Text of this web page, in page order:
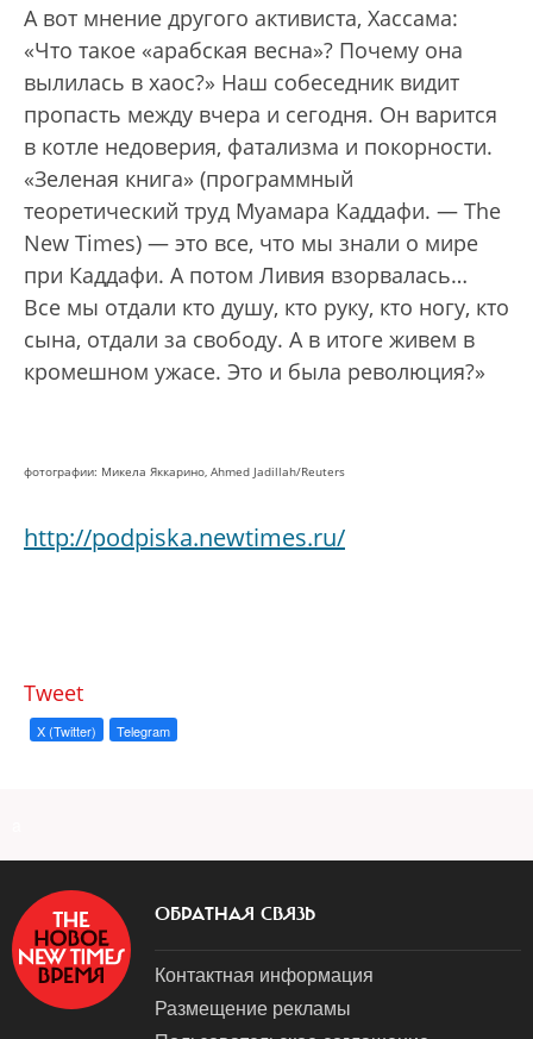
А вот мнение другого активиста, Хассама:
«Что такое «арабская весна»? Почему она
вылилась в хаос?» Наш собеседник видит
пропасть между вчера и сегодня. Он варится
в котле недоверия, фатализма и покорности.
«Зеленая книга» (программный
теоретический труд Муамара Каддафи. — The
New Times) — это все, что мы знали о мире
при Каддафи. А потом Ливия взорвалась…
Все мы отдали кто душу, кто руку, кто ногу, кто
сына, отдали за свободу. А в итоге живем в
кромешном ужасе. Это и была революция?»
фотографии: Микела Яккарино, Ahmed Jadillah/Reuters
http://podpiska.newtimes.ru/
Tweet
X (Twitter) Telegram
ОБРАТНАЯ СВЯЗЬ
Контактная информация
Размещение рекламы